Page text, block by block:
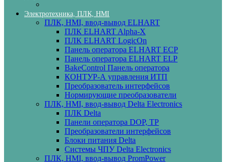
Электротехника, ПЛК, HMI
ПЛК, HMI, ввод-вывод ELHART
ПЛК ELHART Alpha-X
ПЛК ELHART LogicOn
Панель оператора ELHART ECP
Панель оператора ELHART ELP
BakeControl Панель оператора
КОНТУР-А управления ИТП
Преобразователь интерфейсов
Нормирующие преобразователи
ПЛК, HMI, ввод-вывод Delta Electronics
ПЛК Delta
Панели оператора DOP, TP
Преобразователи интерфейсов
Блоки питания Delta
Системы ЧПУ Delta Electronics
ПЛК, HMI, ввод-вывод PromPower